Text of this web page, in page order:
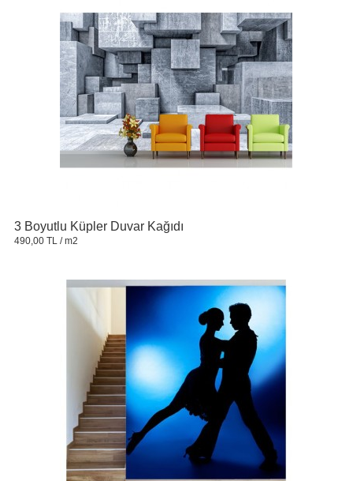
3 Boyutlu Küpler Duvar Kağıdı
490,00 TL/ m2